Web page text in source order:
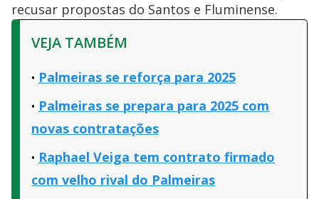
recusar propostas do Santos e Fluminense.
VEJA TAMBÉM
Palmeiras se reforça para 2025
Palmeiras se prepara para 2025 com
novas contratações
Raphael Veiga tem contrato firmado
com velho rival do Palmeiras